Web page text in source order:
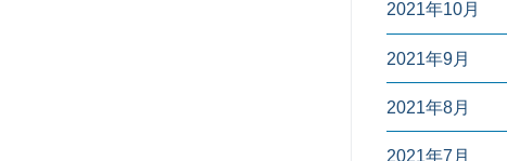
2021年10月
2021年9月
2021年8月
2021年7月